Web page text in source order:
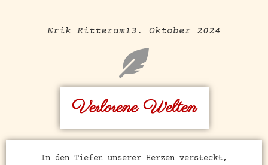
Erik Ritteram13. Oktober 2024
Verlorene Welten
In den Tiefen unserer Herzen versteckt,